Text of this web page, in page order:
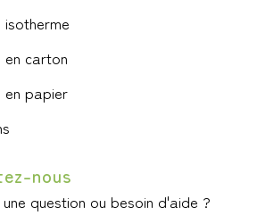
isotherme
en carton
en papier
nous
question ou besoin d'aide ?